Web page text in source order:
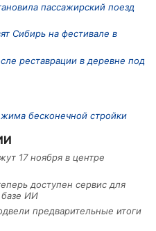
пассажирский поезд
Сибирь на фестивале в
реставрации в деревне под
бесконечной стройки
17 ноября в центре
доступен сервис для
ИИ
предварительные итоги